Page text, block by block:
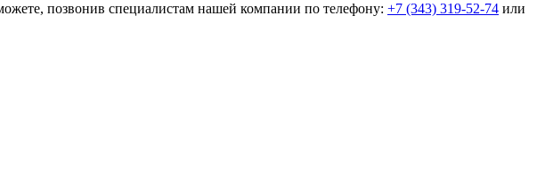
позвонив специалистам нашей компании по телефону: +7 (343) 319-52-74 или